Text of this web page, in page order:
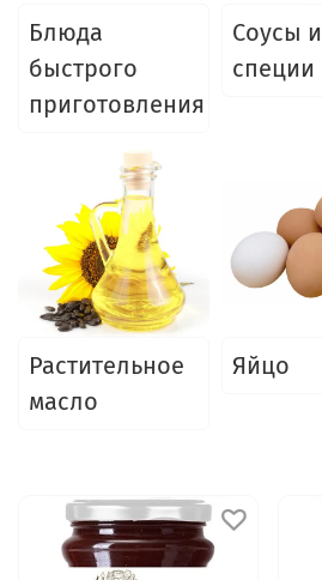
Блюда
быстрого
приготовления
Соусы и
специи
Растительное
масло
Яйцо